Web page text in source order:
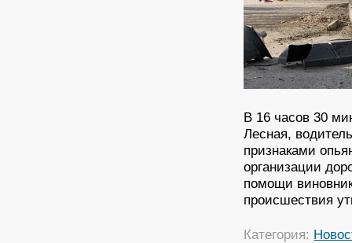
В 16 часов 30
Лесная,
признаками
организации
помощи
происшествия
Категория: